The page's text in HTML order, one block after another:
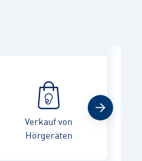
Verkauf von
Hörgeräten